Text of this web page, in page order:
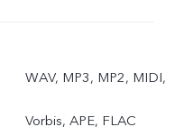
WAV, MP3, MP2, MIDI,
Vorbis, APE, FLAC